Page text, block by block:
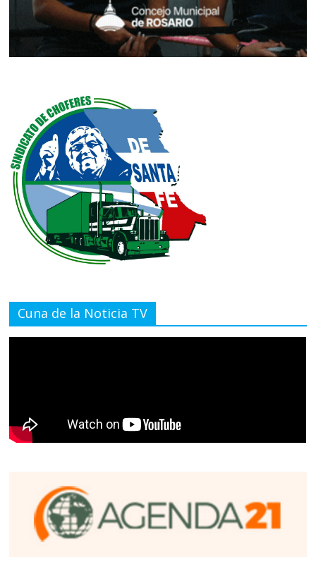
Cuna de la Noticia TV